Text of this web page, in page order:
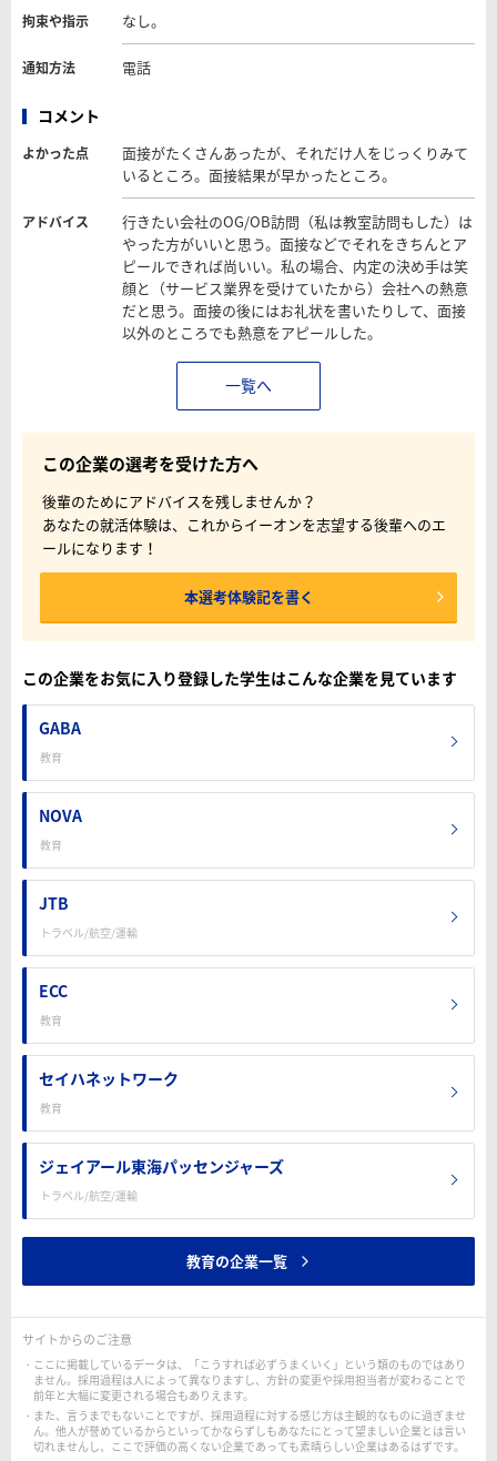
拘束や指示 なし。
通知方法 電話
コメント
よかった点
面接がたくさんあったが、それだけ人をじっくりみて
いるところ。面接結果が早かったところ。
アドバイス
行きたい会社のOG/OB訪問（私は教室訪問もした）は
やった方がいいと思う。面接などでそれをきちんとア
ピールできれば尚いい。私の場合、内定の決め手は笑
顔と（サービス業界を受けていたから）会社への熱意
だと思う。面接の後にはお礼状を書いたりして、面接
以外のところでも熱意をアピールした。
一覧へ
この企業の選考を受けた方へ
後輩のためにアドバイスを残しませんか？
あなたの就活体験は、これからイーオンを志望する後輩へのエ
ールになります！
本選考体験記を書く
この企業をお気に入り登録した学生はこんな企業を見ています
GABA
教育
NOVA
教育
JTB
トラベル/航空/運輸
ECC
教育
セイハネットワーク
教育
ジェイアール東海パッセンジャーズ
トラベル/航空/運輸
教育の企業一覧
サイトからのご注意
ここに掲載しているデータは、「こうすれば必ずうまくいく」という類のものではあり
ません。採用過程は人によって異なりますし、方針の変更や採用担当者が変わることで
前年と大幅に変更される場合もありえます。
また、言うまでもないことですが、採用過程に対する感じ方は主観的なものに過ぎませ
ん。他人が誉めているからといってかならずしもあなたにとって望ましい企業とは言い
切れませんし、ここで評価の高くない企業であっても素晴らしい企業はあるはずです。